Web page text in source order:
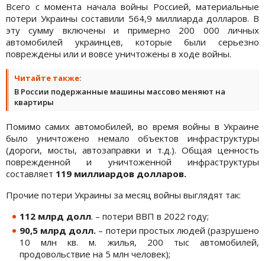
Всего с момента начала войны Россией, материальные
потери Украины составили 564,9 миллиарда долларов. В
эту сумму включены и примерно 200 000 личных
автомобилей украинцев, которые были серьезно
повреждены или и вовсе уничтожены в ходе войны.
Читайте также:
В России подержанные машины массово меняют на
квартиры
Помимо самих автомобилей, во время войны в Украине
было уничтожено немало объектов инфраструктуры
(дороги, мосты, автозаправки и т.д.). Общая ценность
поврежденной и уничтоженной инфраструктуры
составляет 119 миллиардов долларов.
Прочие потери Украины за месяц войны выглядят так:
112 млрд долл. – потери ВВП в 2022 году;
90,5 млрд долл. – потери простых людей (разрушено
10 млн кв. м. жилья, 200 тыс автомобилей,
продовольствие на 5 млн человек);